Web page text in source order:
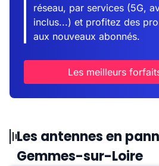
réseau, par services (5G,
inclus...) et profitez des
aux nouveaux abonnés.
Les meilleurs
Les antennes en
Gemmes-sur-Loire